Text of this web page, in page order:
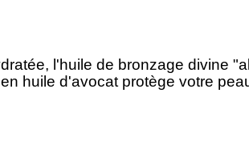
l'huile de bronzage divine
huile d'avocat protège votre